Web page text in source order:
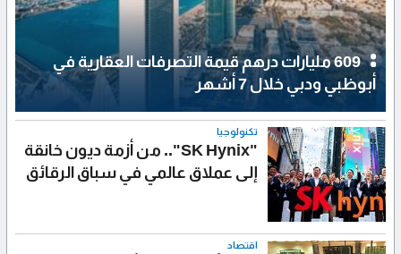
609 مليارات درهم قيمة التصرفات العقارية في
أبوظبي ودبي خلال 7 أشهر
تكنولوجيا
"SK Hynix".. من أزمة ديون خانقة
إلى عملاق عالمي في سباق الرقائق
اقتصاد